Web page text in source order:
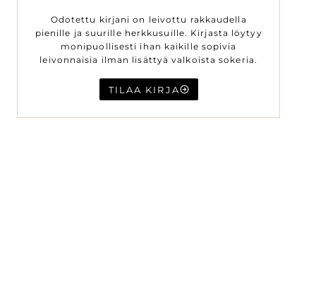
Odotettu kirjani on leivottu rakkaudella
pienille ja suurille herkkusuille. Kirjasta löytyy
monipuollisesti ihan kaikille sopivia
leivonnaisia ilman lisättyä valkoista sokeria.
TILAA KIRJA